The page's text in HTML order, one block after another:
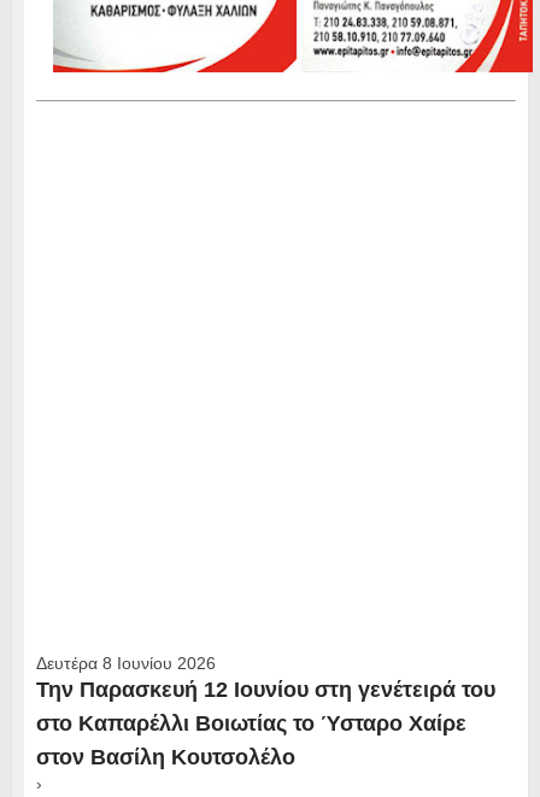
Δευτέρα 8 Ιουνίου 2026
Την Παρασκευή 12 Ιουνίου στη γενέτειρά του
στο Καπαρέλλι Βοιωτίας το Ύσταρο Χαίρε
στον Βασίλη Κουτσολέλο
›